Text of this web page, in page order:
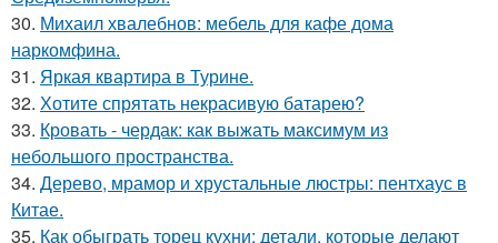
30. Михаил хвалебнов: мебель для кафе дома
наркомфина.
31. Яркая квартира в Турине.
32. Хотите спрятать некрасивую батарею?
33. Кровать - чердак: как выжать максимум из
небольшого пространства.
34. Дерево, мрамор и хрустальные люстры: пентхаус в
Китае.
35. Как обыграть торец кухни: детали, которые делают